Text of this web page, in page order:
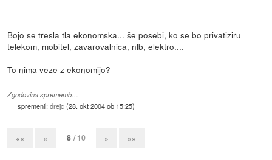
Bojo se tresla tla ekonomska... še posebi, ko se bo privatiziru
telekom, mobitel, zavarovalnica, nlb, elektro....
To nima veze z ekonomijo?
Zgodovina sprememb…
spremenil:drejc (28. okt 2004 ob 15:25)
«« « 8 / 10 » »»